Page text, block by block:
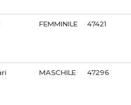
FEMMINILE 47421
MASCHILE 47296